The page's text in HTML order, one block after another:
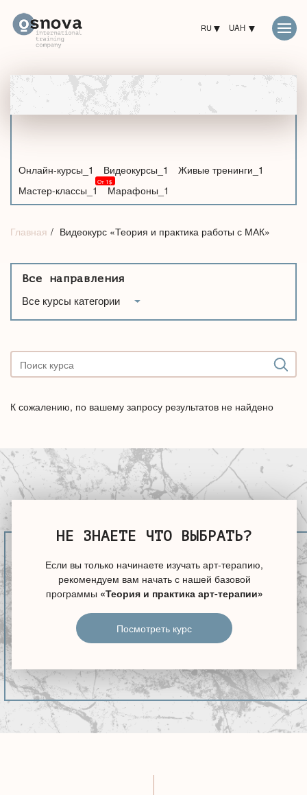
RU UAH
Онлайн-курсы_1 Видеокурсы_1
Живые тренинги_1
Мастер-классы_1
Марафоны_1
Главная Видеокурс «Теория и практика работы с МАК»
Все направления
Все курсы категории
К сожалению, по вашему запросу результатов не найдено
НЕ ЗНАЕТЕ ЧТО ВЫБРАТЬ?
Если вы только начинаете изучать арт-терапию,
рекомендуем вам начать с нашей базовой
программы «Теория и практика арт-терапии»
Посмотреть курс